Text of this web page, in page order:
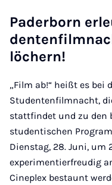
Pa­der­born
lö­chern!
„Film ab!“ heißt es bei
Studentenfilmnacht,
stattfindet und zu den
studentischen
Dienstag, 28. Juni, um
experimentierfreudig
Cineplex bestaunt